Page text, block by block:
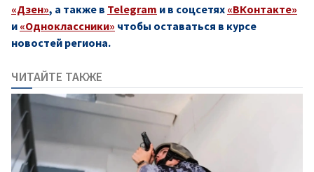
«Дзен», а также в Telegram и в соцсетях «ВКонтакте»
и «Одноклассники» чтобы оставаться в курсе
новостей региона.
ЧИТАЙТЕ ТАКЖЕ